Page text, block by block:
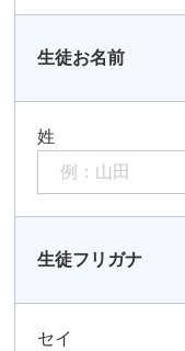
生徒お名前
姓
生徒フリガナ
セイ